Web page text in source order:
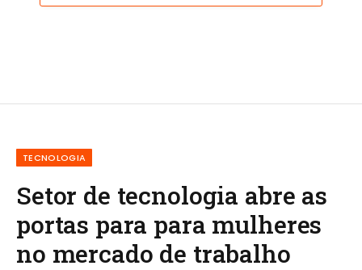
TECNOLOGIA
Setor de tecnologia abre as
portas para para mulheres
no mercado de trabalho